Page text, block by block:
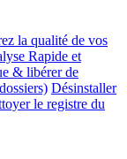
la qualité de vos
Rapide et
& libérer de
Désinstaller
le registre du